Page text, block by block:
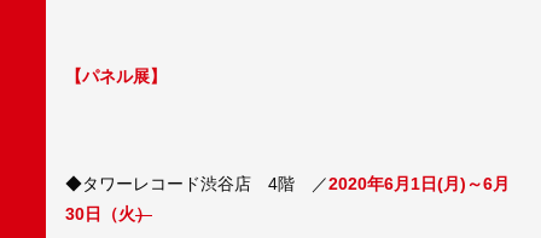
【パネル展】
◆タワーレコード渋谷店 4階 ／2020年6月1日(月)～6月
30日（火）